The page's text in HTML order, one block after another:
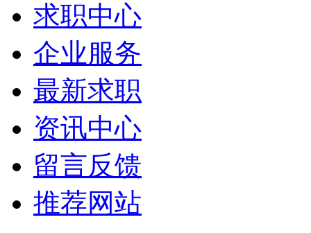
求职中心
企业服务
最新求职
资讯中心
留言反馈
推荐网站